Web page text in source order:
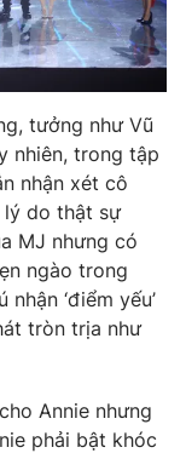
Việt
tưởng như Vũ
nhiên, trong tập
nhận xét cô
lý do thật sự
MJ nhưng có
ngào trong
‘điểm yếu’
tròn trịa như
Annie nhưng
phải bật khóc